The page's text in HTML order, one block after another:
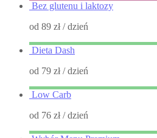
Bez glutenu i laktozy
od 89 zł/ dzień
Dieta Dash
od 79 zł/ dzień
Low Carb
od 76 zł/ dzień